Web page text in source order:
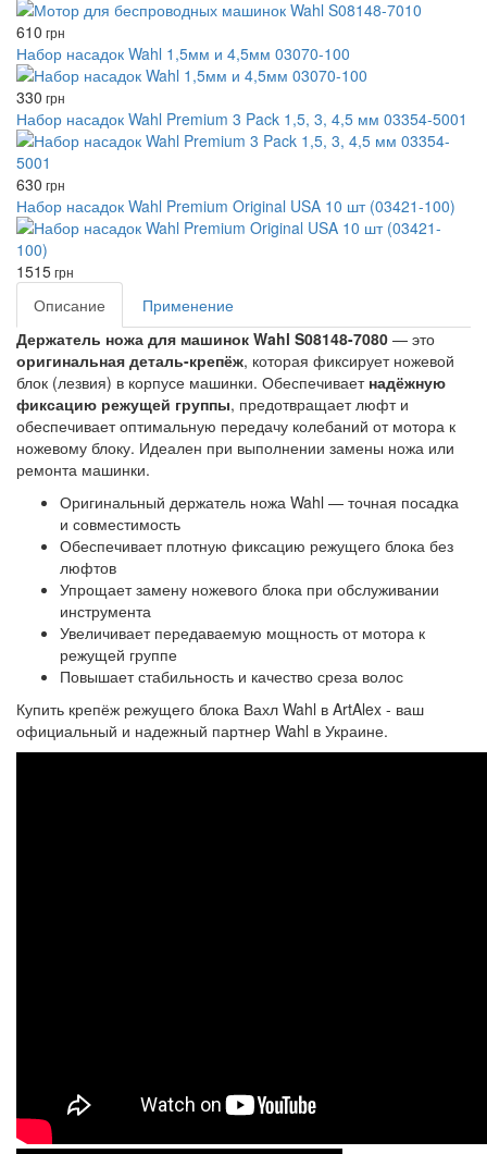
610 грн
Набор насадок Wahl 1,5мм и 4,5мм 03070-100
330 грн
Набор насадок Wahl Premium 3 Pack 1,5, 3, 4,5 мм 03354-5001
630 грн
Набор насадок Wahl Premium Original USA 10 шт (03421-100)
1515грн
Описание
Применение
Держатель ножа для машинок Wahl S08148-7080 — это
оригинальная деталь-крепёж, которая фиксирует ножевой
блок (лезвия) в корпусе машинки. Обеспечивает надёжную
фиксацию режущей группы, предотвращает люфт и
обеспечивает оптимальную передачу колебаний от мотора к
ножевому блоку. Идеален при выполнении замены ножа или
ремонта машинки.
Оригинальный держатель ножа Wahl — точная посадка
и совместимость
Обеспечивает плотную фиксацию режущего блока без
люфтов
Упрощает замену ножевого блока при обслуживании
инструмента
Увеличивает передаваемую мощность от мотора к
режущей группе
Повышает стабильность и качество среза волос
Купить крепёж режущего блока Вахл Wahl в ArtAlex - ваш
официальный и надежный партнер Wahl в Украине.